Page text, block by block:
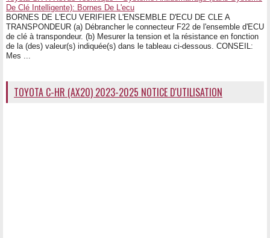
De Clé Intelligente): Bornes De L'ecu
BORNES DE L'ECU VERIFIER L'ENSEMBLE D'ECU DE CLE A
TRANSPONDEUR (a) Débrancher le connecteur F22 de l'ensemble d'ECU
de clé à transpondeur. (b) Mesurer la tension et la résistance en fonction
de la (des) valeur(s) indiquée(s) dans le tableau ci-dessous. CONSEIL:
Mes ...
TOYOTA C-HR (AX20) 2023-2025 NOTICE D'UTILISATION